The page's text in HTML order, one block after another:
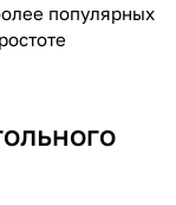
популярных